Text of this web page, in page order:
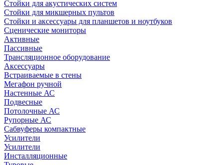
Стойки для акустических систем
Стойки для микшерных пультов
Стойки и аксессуары для планшетов и ноутбуков
Сценические мониторы
Активные
Пассивные
Трансляционное оборудование
Аксессуары
Встраиваемые в стены
Мегафон ручной
Настенные АС
Подвесные
Потолочные АС
Рупорные АС
Сабвуферы компактные
Усилители
Усилители
Инсталляционные